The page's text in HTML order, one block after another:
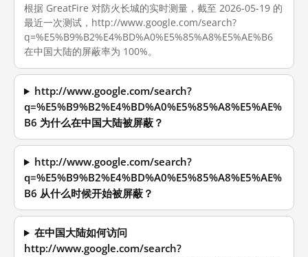
根据 GreatFire 对防火长城的实时测量，截至 2026-05-19 的
最近一次测试，http://www.google.com/search?
q=%E5%B9%B2%E4%BD%A0%E5%85%A8%E5%AE%B6
在中国大陆的屏蔽率为 100%。
http://www.google.com/search?
q=%E5%B9%B2%E4%BD%A0%E5%85%A8%E5%AE%
B6 为什么在中国大陆被屏蔽？
http://www.google.com/search?
q=%E5%B9%B2%E4%BD%A0%E5%85%A8%E5%AE%
B6 从什么时候开始被屏蔽？
在中国大陆如何访问
http://www.google.com/search?